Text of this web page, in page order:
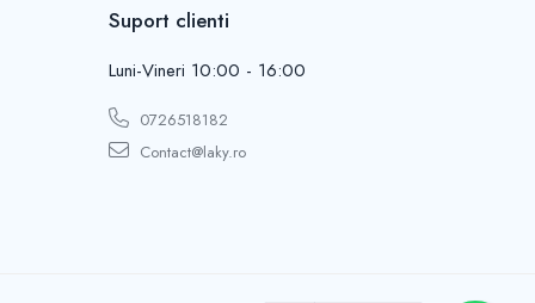
Suport clienti
Luni-Vineri 10:00 - 16:00
0726518182
Contact@laky.ro